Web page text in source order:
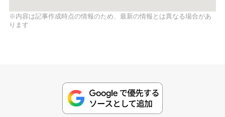
※内容は記事作成時点の情報のため、最新の情報とは異なる場合があ
ります